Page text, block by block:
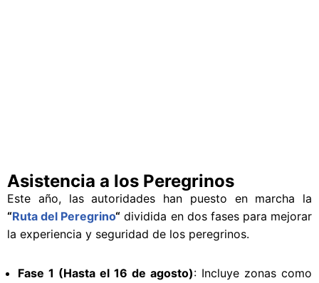
Asistencia a los Peregrinos
Este año, las autoridades han puesto en marcha la
“Ruta del Peregrino“ dividida en dos fases para mejorar
la experiencia y seguridad de los peregrinos.
Fase 1 (Hasta el 16 de agosto): Incluye zonas como